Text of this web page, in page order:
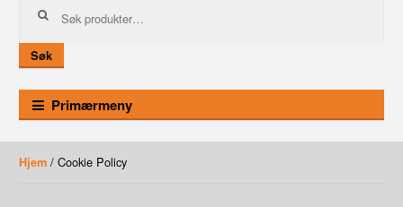
etter:
Søk
Primærmeny
Hjem/ Cookie Policy